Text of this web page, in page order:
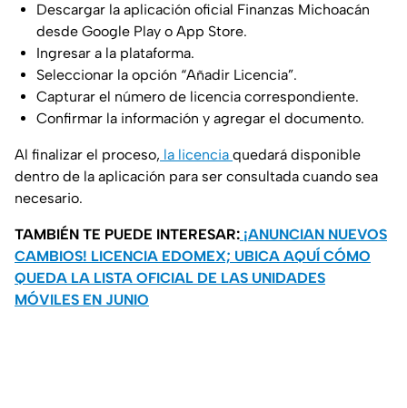
Descargar la aplicación oficial Finanzas Michoacán
desde Google Play o App Store.
Ingresar a la plataforma.
Seleccionar la opción “Añadir Licencia”.
Capturar el número de licencia correspondiente.
Confirmar la información y agregar el documento.
Al finalizar el proceso, la licencia quedará disponible
dentro de la aplicación para ser consultada cuando sea
necesario.
TAMBIÉN TE PUEDE INTERESAR: ¡ANUNCIAN NUEVOS
CAMBIOS! LICENCIA EDOMEX; UBICA AQUÍ CÓMO
QUEDA LA LISTA OFICIAL DE LAS UNIDADES
MÓVILES EN JUNIO